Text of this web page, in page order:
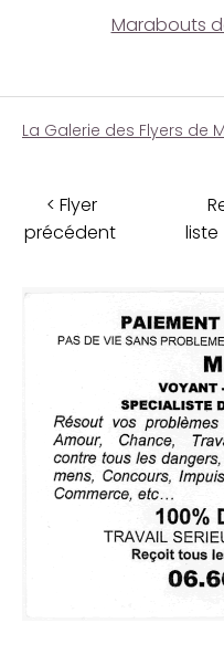
Marabouts
La Galerie des Flyers de
< Flyer
précédent
liste